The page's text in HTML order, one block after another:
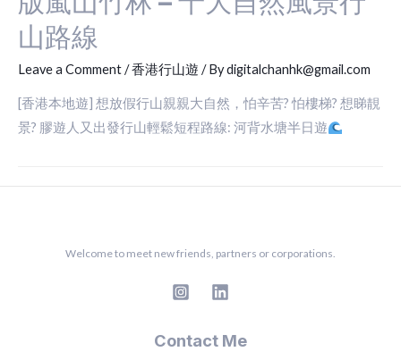
山路線
Leave a Comment/香港行山遊 / Bydigitalchanhk@gmail.com
[香港本地遊] 想放假行山親親大自然，怕辛苦? 怕樓梯? 想睇靚
景? 膠遊人又出發行山輕鬆短程路線: 河背水塘半日遊
Welcome to meet new friends, partners or corporations.
Contact Me